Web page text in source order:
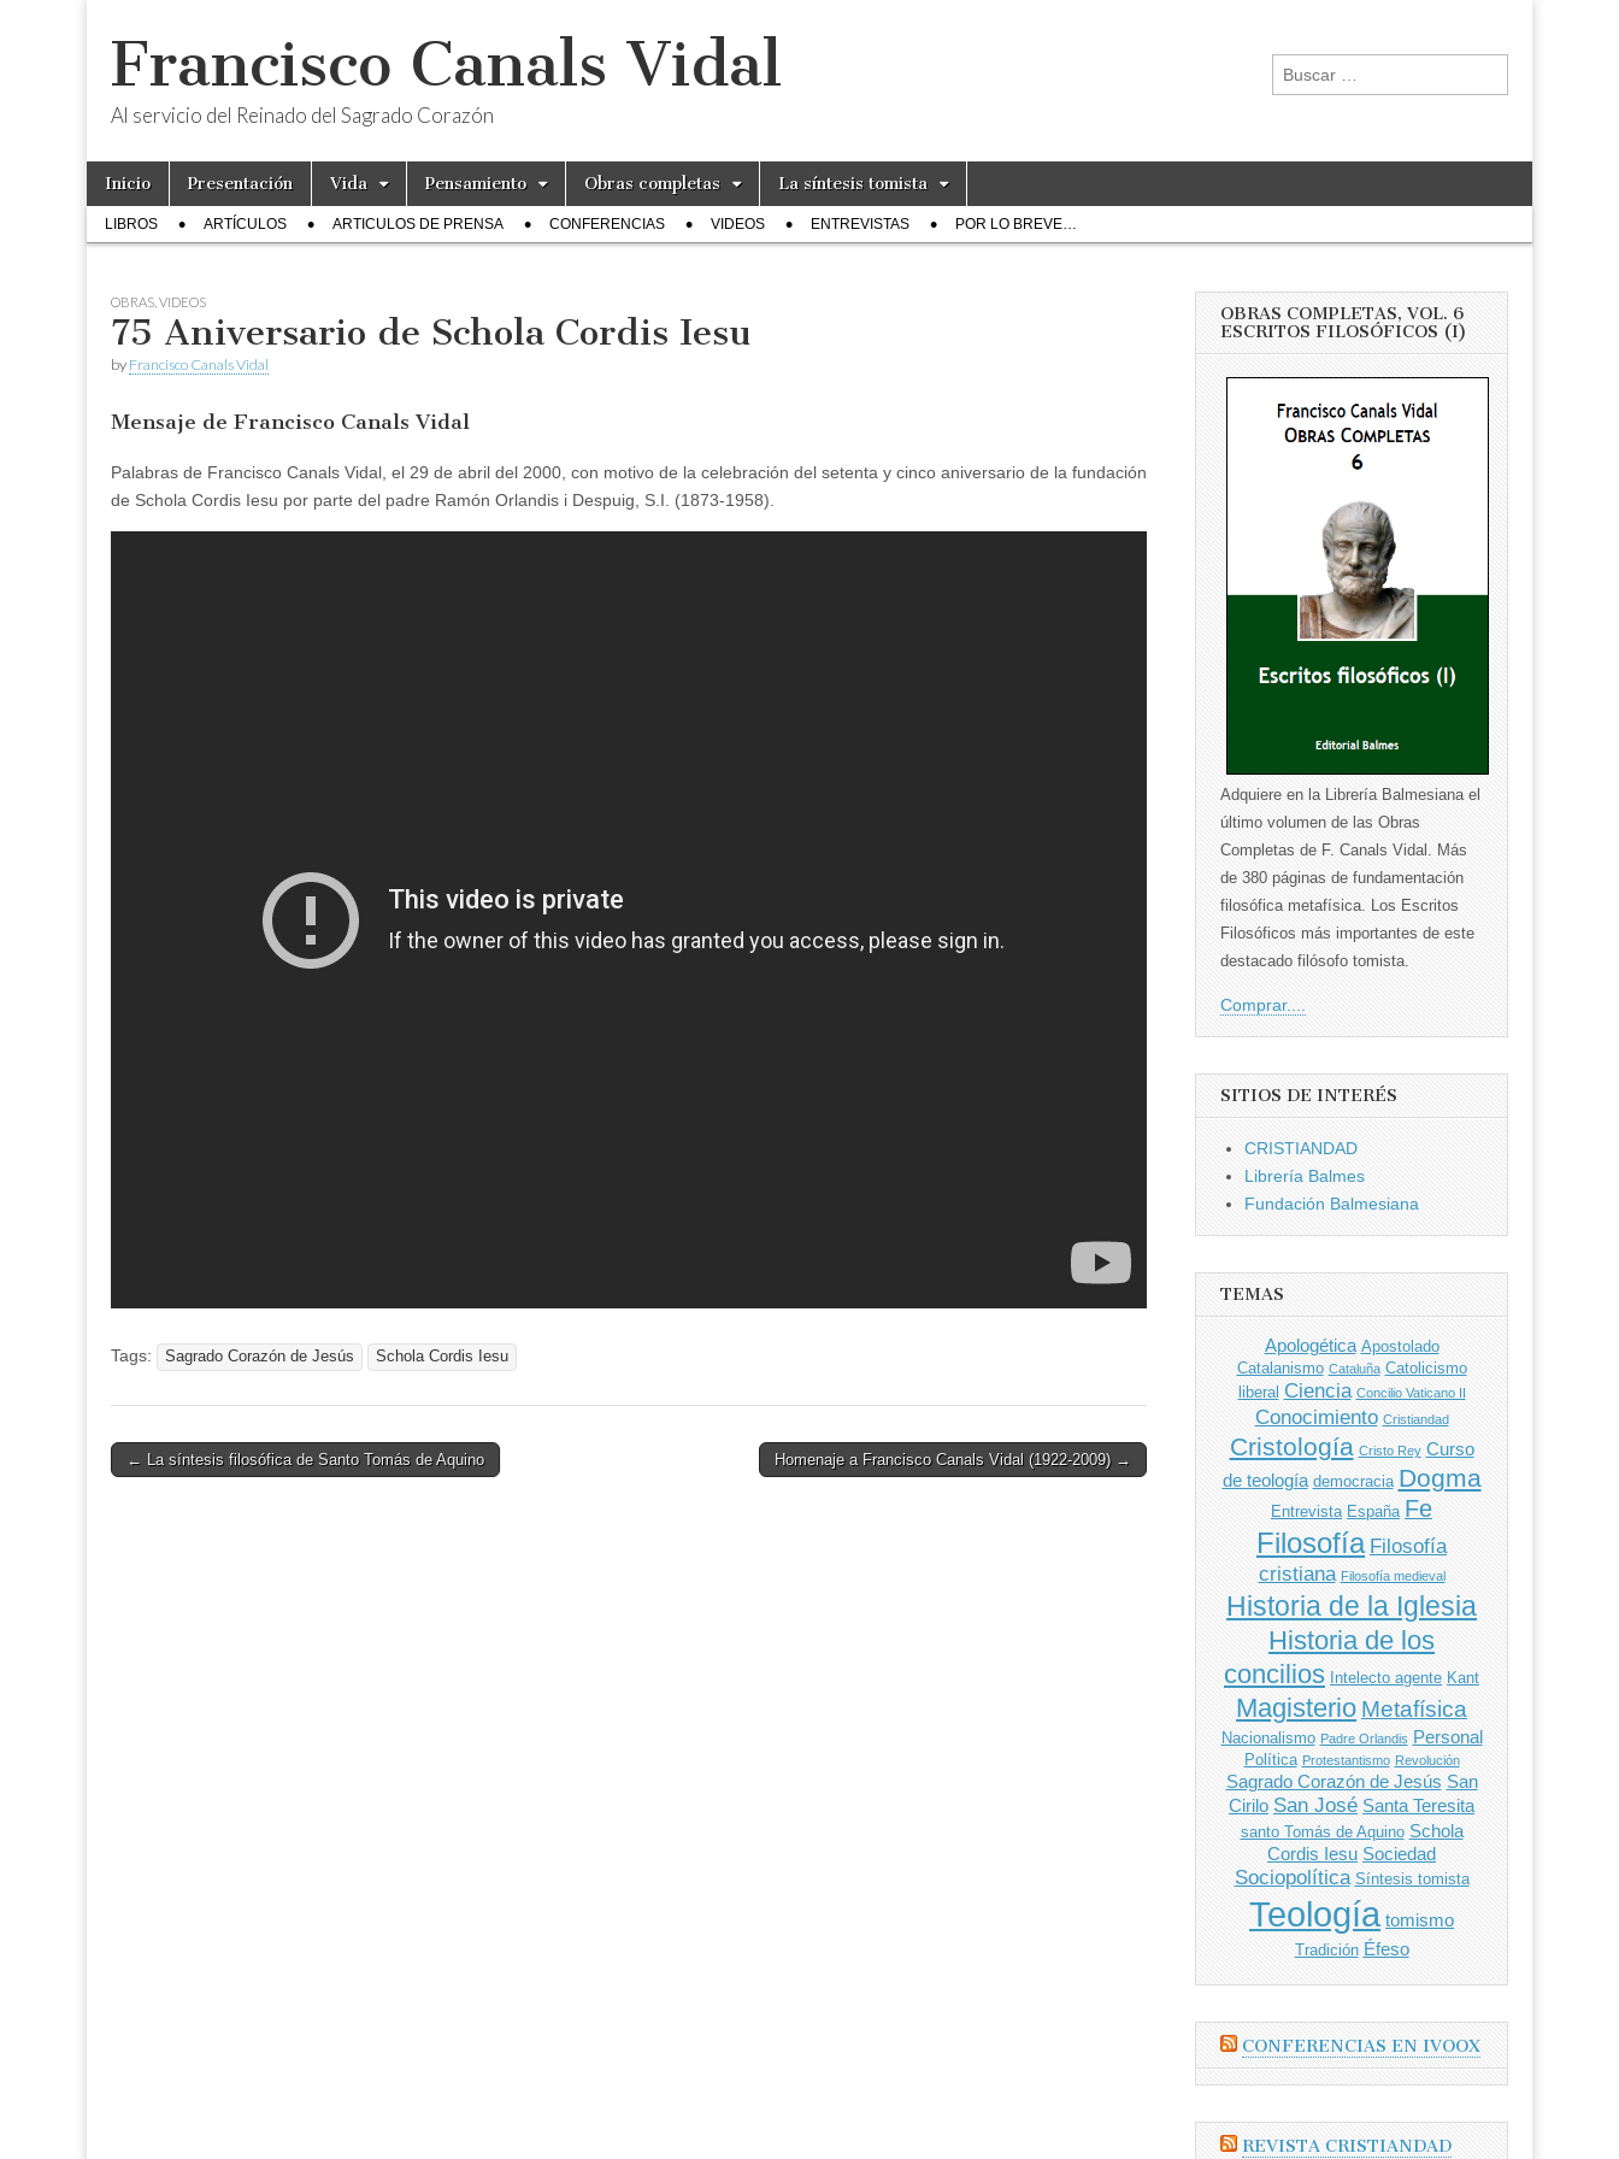
Francisco Canals Vidal
Al servicio del Reinado del Sagrado Corazón
Buscar:
Main
menu
Skip
content
Inicio Presentación Vida Pensamiento Obras completas La síntesis tomista
Sub
menu
LIBROS ARTÍCULOS ARTICULOS DE PRENSA CONFERENCIAS VIDEOS ENTREVISTAS POR LO BREVE…
OBRAS VIDEOS
75 Aniversario de Schola Cordis Iesu
by Francisco Canals Vidal
Mensaje de Francisco Canals Vidal
Palabras de Francisco Canals Vidal, el 29 de abril del 2000, con motivo de la celebración del setenta y cinco aniversario de la fundación
de Schola Cordis Iesu por parte del padre Ramón Orlandis i Despuig, S.I. (1873-1958).
Tags: Sagrado Corazón de Jesús Schola Cordis Iesu
Post← La síntesis filosófica de Santo Tomás de Aquino Homenaje a Francisco Canals Vidal (1922-2009) →
OBRAS COMPLETAS, VOL. 6
ESCRITOS FILOSÓFICOS (I)
Adquiere en la Librería Balmesiana el
último volumen de las Obras
Completas de F. Canals Vidal. Más
de 380 páginas de fundamentación
filosófica metafísica. Los Escritos
Filosóficos más importantes de este
destacado filósofo tomista.
Comprar....
SITIOS DE INTERÉS
CRISTIANDAD
Librería Balmes
Fundación Balmesiana
TEMAS
Apologética Apostolado
Catalanismo Cataluña Catolicismo
liberal Ciencia Concilio Vaticano II
Conocimiento Cristiandad
Cristología Cristo Rey Curso
de teología democracia Dogma
Entrevista España Fe
Filosofía Filosofía
cristiana Filosofía medieval
Historia de la Iglesia
Historia de los
concilios Intelecto agente Kant
Magisterio Metafísica
Nacionalismo Padre Orlandis Personal
Política Protestantismo Revolución
Sagrado Corazón de Jesús San
Cirilo San José Santa Teresita
santo Tomás de Aquino Schola
Cordis Iesu Sociedad
Sociopolítica Síntesis tomista
Teología tomismo
Tradición Éfeso
CONFERENCIAS EN IVOOX
REVISTA CRISTIANDAD